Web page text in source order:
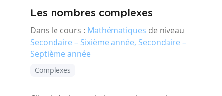
Les nombres complexes
Dans le cours : Mathématiques de niveau
Secondaire – Sixième année, Secondaire –
Septième année
Complexes